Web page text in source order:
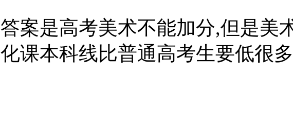
答案是高考美术不能加分,但是美
化课本科线比普通高考生要低很